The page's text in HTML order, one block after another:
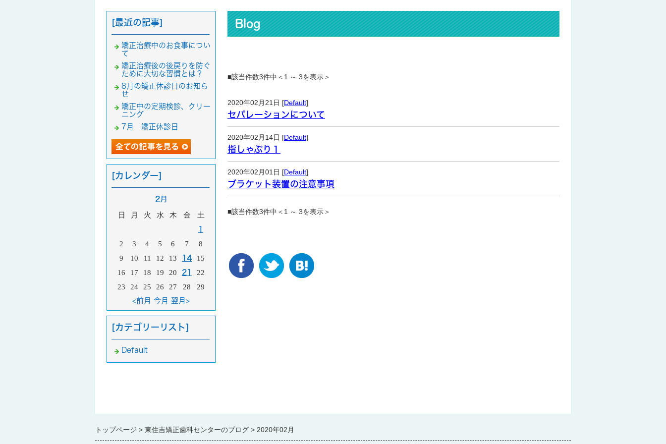
Blog
■該当件数3件中＜1 ～ 3を表示＞
2020年02月21日 [Default]
セパレーションについて
2020年02月14日 [Default]
指しゃぶり１
2020年02月01日 [Default]
ブラケット装置の注意事項
■該当件数3件中＜1 ～ 3を表示＞
[最近の記事]
矯正治療中のお食事につい
て
矯正治療後の後戻りを防ぐ
ために大切な習慣とは？
8月の矯正休診日のお知ら
せ
矯正中の定期検診、クリー
ニング
7月 矯正休診日
[カレンダー]
2月
日 月 火 水 木 金 土
1
2 3 4 5 6 7
8
9
10 11 12 13 14
15
16
17 18 19 20 21
22
23
24 25 26 27 28 29
<前月 今月 翌月>
[カテゴリーリスト]
Default
トップページ 東住吉矯正歯科センターのブログ 2020年02月